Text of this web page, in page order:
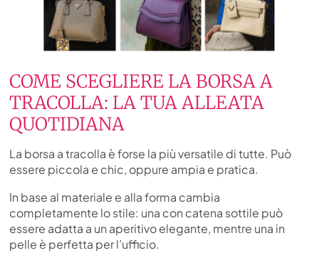
COME SCEGLIERE LA BORSA A
TRACOLLA: LA TUA ALLEATA
QUOTIDIANA
La borsa a tracolla è forse la più versatile di tutte. Può
essere piccola e chic, oppure ampia e pratica.
In base al materiale e alla forma cambia
completamente lo stile: una con catena sottile può
essere adatta a un aperitivo elegante, mentre una in
pelle è perfetta per l’ufficio.